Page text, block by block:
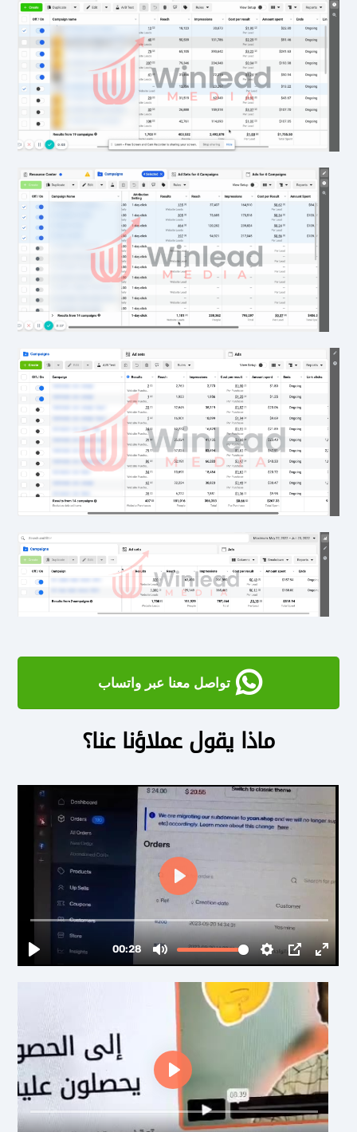
تواصل معنا عبر واتساب
ماذا يقول عملاؤنا عنا؟